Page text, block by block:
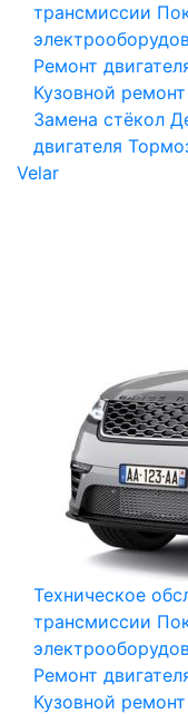
трансмиссии
Ремонт
Кузовной ремонт
Замена стёкол
двигателя
Velar
Техническое
трансмиссии
Ремонт
Кузовной ремонт